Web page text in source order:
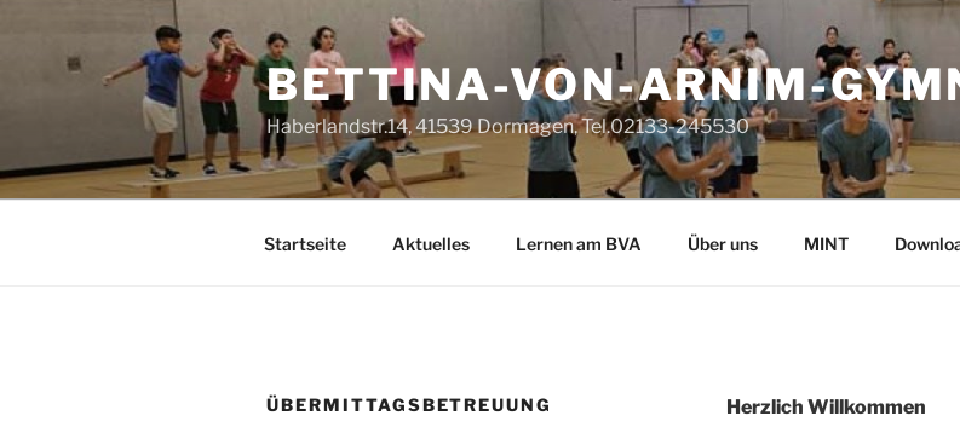
springen
BETTINA-VON-ARNIM-
Haberlandstr.14, 41539 Dormagen, Tel.02133-245530
Startseite Aktuelles Lernen am BVA Über uns MINT
ÜBERMITTAGSBETREUUNG Herzlich Willkommen